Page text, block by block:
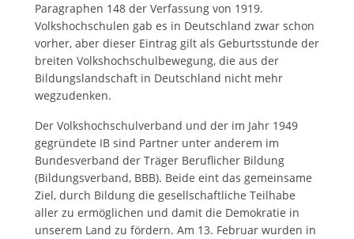
Paragraphen 148 der Verfassung von 1919.
Volkshochschulen gab es in Deutschland zwar schon
vorher, aber dieser Eintrag gilt als Geburtsstunde der
breiten Volkshochschulbewegung, die aus der
Bildungslandschaft in Deutschland nicht mehr
wegzudenken.
Der Volkshochschulverband und der im Jahr 1949
gegründete IB sind Partner unter anderem im
Bundesverband der Träger Beruflicher Bildung
(Bildungsverband, BBB). Beide eint das gemeinsame
Ziel, durch Bildung die gesellschaftliche Teilhabe
aller zu ermöglichen und damit die Demokratie in
unserem Land zu fördern. Am 13. Februar wurden in